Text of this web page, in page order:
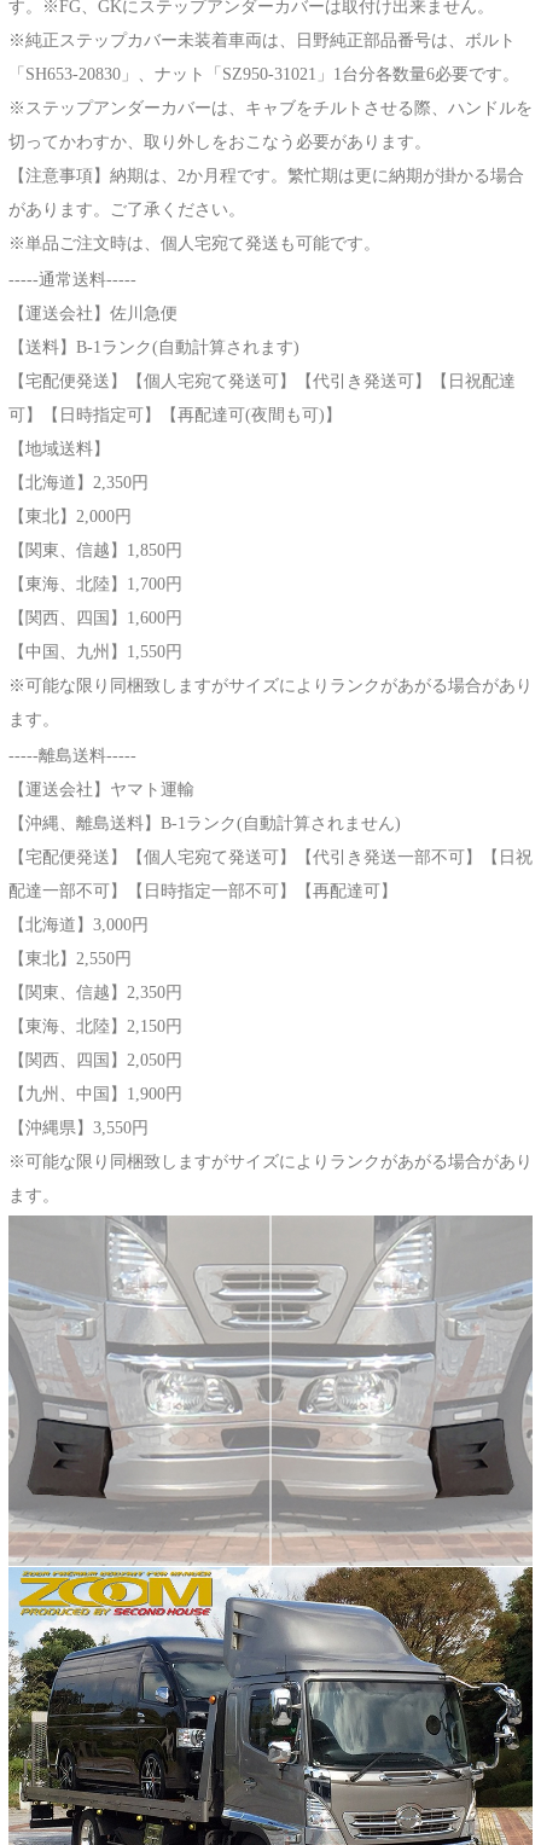
す。※FG、GKにステップアンダーカバーは取付け出来ません。
※純正ステップカバー未装着車両は、日野純正部品番号は、ボルト
「SH653-20830」、ナット「SZ950-31021」1台分各数量6必要です。
※ステップアンダーカバーは、キャブをチルトさせる際、ハンドルを
切ってかわすか、取り外しをおこなう必要があります。
【注意事項】納期は、2か月程です。繁忙期は更に納期が掛かる場合
があります。ご了承ください。
※単品ご注文時は、個人宅宛て発送も可能です。
-----通常送料-----
【運送会社】佐川急便
【送料】B-1ランク(自動計算されます)
【宅配便発送】【個人宅宛て発送可】【代引き発送可】【日祝配達
可】【日時指定可】【再配達可(夜間も可)】
【地域送料】
【北海道】2,350円
【東北】2,000円
【関東、信越】1,850円
【東海、北陸】1,700円
【関西、四国】1,600円
【中国、九州】1,550円
※可能な限り同梱致しますがサイズによりランクがあがる場合があり
ます。
-----離島送料-----
【運送会社】ヤマト運輸
【沖縄、離島送料】B-1ランク(自動計算されません)
【宅配便発送】【個人宅宛て発送可】【代引き発送一部不可】【日祝
配達一部不可】【日時指定一部不可】【再配達可】
【北海道】3,000円
【東北】2,550円
【関東、信越】2,350円
【東海、北陸】2,150円
【関西、四国】2,050円
【九州、中国】1,900円
【沖縄県】3,550円
※可能な限り同梱致しますがサイズによりランクがあがる場合があり
ます。